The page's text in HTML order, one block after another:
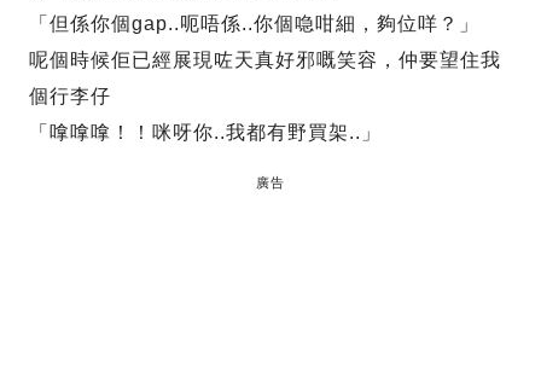
「但係你個gap..呃唔係..你個喼咁細，夠位咩？」
呢個時候佢已經展現咗天真好邪嘅笑容，仲要望住我
個行李仔
「嗱嗱嗱！！咪呀你..我都有野買架..」
廣告